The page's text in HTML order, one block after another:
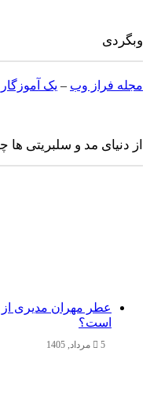
وبگردی
مجله فراز وب– یک آموزگار
از دنیای مد و سلبریتی ها
عطر مهران مدیری از
است؟
5 مرداد, 1405